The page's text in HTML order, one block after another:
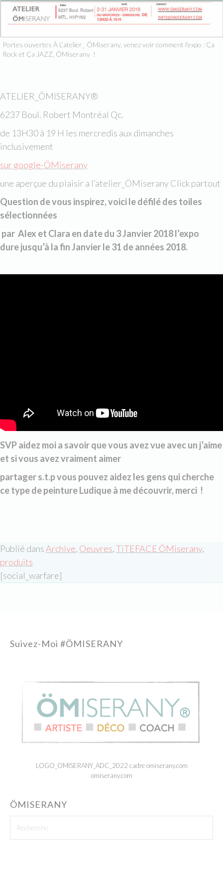
Portes ouvertes À L’atelier_ ÖMiserany, venez voir comment l’expo : Ça
Rock et Ça JAZZ, ÖMiserany !
ATELIER_ÖMISERANY®
6237 Boul. Robert Montréal Qc.
de 13H30 à 19 H les mercredis aux dimanches
inclusivement
sur google-ÖMiserany
une aperçue du plaisir a l’atelier_ÖMiserany Click partout
Question de vous inspirez, voici le défilé des toiles
sélectionnées
par Alex et Clara en date du 3 Janvier 2018 l’expo
dure jusqu’à la fin Janvier le 31 de années 2018.
SVP aidez moi a savoir que vous avez vue avec un j’aime
et si vous avez vraiment aimer
partager s.t.p vous pouvez aidez les gens qui cherche
ce type de peinture Ludique à me découvrir, merci !
Publié dansArchive, Oeuvres,TiTEFACE ÖMiserany,
produits
[social_warfare]
Suivez-Moi #ÖMISERANY
LOGO_OMISERANY_ADC_2022 cadre omiserany.com
omiserany.com
ÖMISERANY